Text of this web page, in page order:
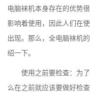
电脑袜机本身存在的优势
影响着使用，因此人们在
出现。那么，全电脑袜机
绍一下。
使用之前要检查：为
么在之前就应该要做好检